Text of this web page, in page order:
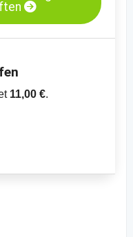
11,00 €.